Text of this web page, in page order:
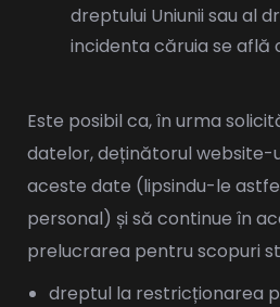
dreptului Uniunii sau al
incidenta căruia se află
Este posibil ca, în urma
datelor, deținătorul website-
aceste date (lipsindu-le
personal) și să continue în
prelucrarea pentru scopuri
dreptul la restricționarea